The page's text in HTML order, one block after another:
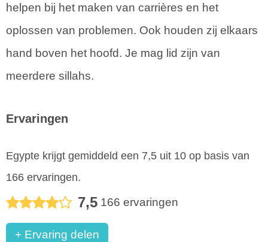
helpen bij het maken van carrières en het
oplossen van problemen. Ook houden zij elkaars
hand boven het hoofd. Je mag lid zijn van
meerdere sillahs.
Ervaringen
Egypte krijgt gemiddeld een 7,5 uit 10 op basis van
166 ervaringen.
7,5 166 ervaringen
+ Ervaring delen